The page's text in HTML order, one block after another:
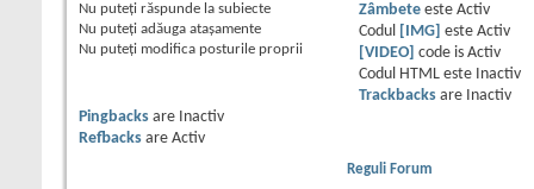
Nu puteţi răspunde la subiecte
Nu puteţi adăuga ataşamente
Nu puteţi modifica posturile proprii
Zâmbeteeste Activ
Codul
[IMG] este Activ
[VIDEO]
code is Activ
Codul HTML este
Inactiv
Trackbacksare
Inactiv
Pingbacks are
Inactiv
Refbacks are Activ
Reguli Forum